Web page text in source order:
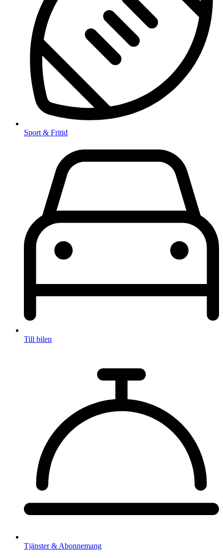
Sport & Fritid
Till bilen
Tjänster & Abonnemang